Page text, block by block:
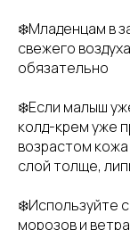
❄️Младенцам в
свежего
обязательно
❄️Если малыш
колд-крем уже
возрастом
слой толще,
❄️Используйте
морозов и